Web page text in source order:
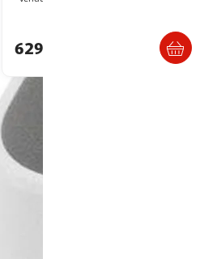
629,00€
avec caméra et casque de réalité
des drones roulants ou aquatiques !